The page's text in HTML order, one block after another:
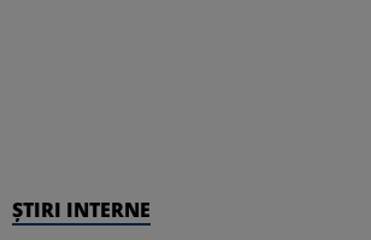
ȘTIRI INTERNE